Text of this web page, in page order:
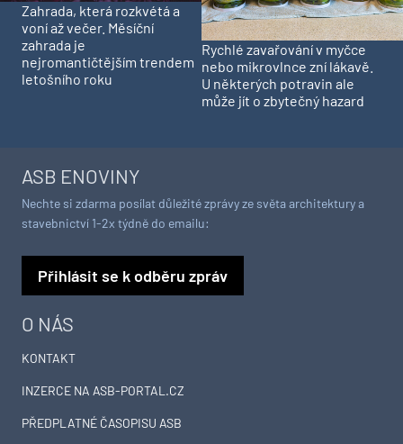
Zahrada, která rozkvétá a
voní až večer. Měsíční
zahrada je
nejromantičtějším trendem
letošního roku
Rychlé zavařování v myčce
nebo mikrovlnce zní lákavě.
U některých potravin ale
může jít o zbytečný hazard
O NÁS
KONTAKT
INZERCE NA ASB-PORTAL.CZ
PŘEDPLATNÉ ČASOPISU ASB
ASB ENOVINY
Nechte si zdarma posílat důležité zprávy ze světa architektury a
stavebnictví 1-2x týdně do emailu:
Přihlásit se k odběru zpráv